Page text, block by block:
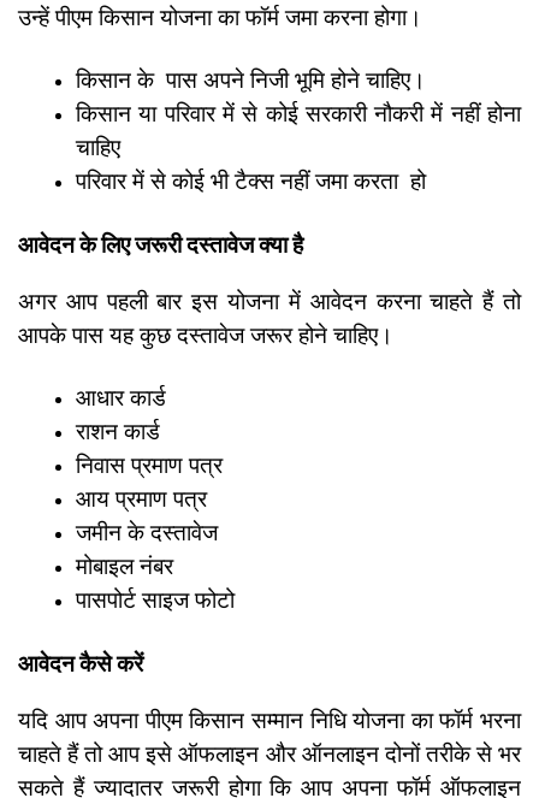
उन्हें पीएम किसान योजना का फॉर्म जमा करना होगा।
किसान के पास अपने निजी भूमि होने चाहिए।
किसान या परिवार में से कोई सरकारी नौकरी में नहीं होना
चाहिए
परिवार में से कोई भी टैक्स नहीं जमा करता हो
आवेदन के लिए जरूरी दस्तावेज क्या है
अगर आप पहली बार इस योजना में आवेदन करना चाहते हैं तो
आपके पास यह कुछ दस्तावेज जरूर होने चाहिए।
आधार कार्ड
राशन कार्ड
निवास प्रमाण पत्र
आय प्रमाण पत्र
जमीन के दस्तावेज
मोबाइल नंबर
पासपोर्ट साइज फोटो
आवेदन कैसे करें
यदि आप अपना पीएम किसान सम्मान निधि योजना का फॉर्म भरना
चाहते हैं तो आप इसे ऑफलाइन और ऑनलाइन दोनों तरीके से भर
सकते हैं ज्यादातर जरूरी होगा कि आप अपना फॉर्म ऑफलाइन